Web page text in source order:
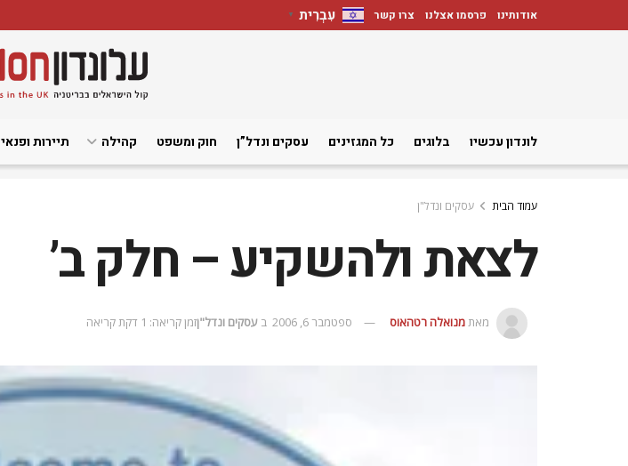
אודותינו פרסמו אצלנו צרו קשר עִבְרִית ▼
לונדון עכשיו בלוגים כל המגזינים עסקים ונדל”ן חוק ומשפט קהילה תיירות ופנאי
עמוד הבית עסקים ונדל"ן
לצאת ולהשקיע – חלק ב’
מאתמנואלה רטהאוס ספטמבר 6, 2006 ב עסקים ונדל"ןזמן קריאה: 1 דקת קריאה